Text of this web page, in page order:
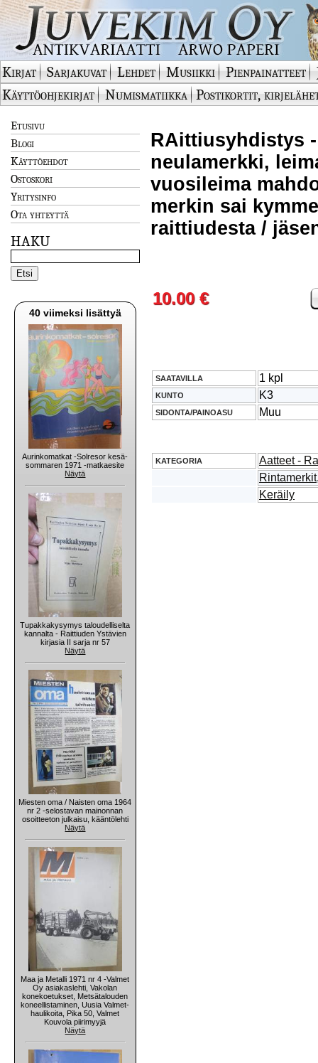
Kirjat Sarjakuvat Lehdet Musiikki Pienpainatteet
Käyttöohjekirjat
Numismatiikka Postikortit,
Etusivu
Blogi
Käyttöehdot
Ostoskori
Yritysinfo
Ota yhteyttä
HAKU
40 viimeksi lisättyä
Aurinkomatkat -Solresor kesä-
sommaren 1971 -matkaesite
Näytä
Tupakkakysymys taloudelliselta
kannalta - Raittiuden Ystävien
kirjasia II sarja nr 57
Näytä
Miesten oma / Naisten oma 1964
nr 2 -selostavan mainonnan
osoitteeton julkaisu, kääntölehti
Näytä
Maa ja Metalli 1971 nr 4 -Valmet
Oy asiakaslehti, Vakolan
konekoetukset, Metsätalouden
koneellistaminen, Uusia Valmet-
haulikoita, Pika 50, Valmet
Kouvola piirimyyjä
Näytä
RAittiusyhdistys
neulamerkki,
vuosileima
merkin sai
raittiudesta /
10.00 €
SAATAVILLA 1 kpl
KUNTO K3
SIDONTA/PAINOASU Muu
KATEGORIA
Aatteet -
Keräily